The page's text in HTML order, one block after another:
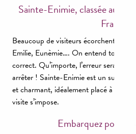
Sainte-Enimie, classée aux
France
Beaucoup de visiteurs écorchent son
Emilie, Eunèmie…. On entend tout,
correct. Qu’importe, l’erreur serait
arrêter ! Sainte-Enimie est un superbe
et charmant, idéalement placé à
visite s’impose.
Embarquez pour les